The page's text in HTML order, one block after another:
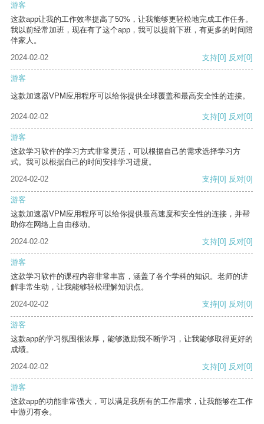
游客
这款app让我的工作效率提高了50%，让我能够更轻松地完成工作任务。
我以前经常加班，现在有了这个app，我可以提前下班，有更多的时间陪
伴家人。
2024-02-02
支持[0] 反对[0]
游客
这款加速器VPM应用程序可以给你提供全球覆盖和最高安全性的连接。
2024-02-02 支持[0] 反对[0]
游客
这款学习软件的学习方式非常灵活，可以根据自己的需求选择学习方
式。我可以根据自己的时间安排学习进度。
2024-02-02
支持[0] 反对[0]
游客
这款加速器VPM应用程序可以给你提供最高速度和安全性的连接，并帮
助你在网络上自由移动。
2024-02-02
支持[0] 反对[0]
游客
这款学习软件的课程内容非常丰富，涵盖了各个学科的知识。老师的讲
解非常生动，让我能够轻松理解知识点。
2024-02-02
支持[0] 反对[0]
游客
这款app的学习氛围很浓厚，能够激励我不断学习，让我能够取得更好的
成绩。
2024-02-02
支持[0] 反对[0]
游客
这款app的功能非常强大，可以满足我所有的工作需求，让我能够在工作
中游刃有余。